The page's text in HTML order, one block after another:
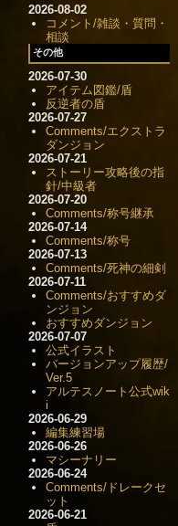
2026-08-02
コメント/雑談・質問・
相談
その他
2026-07-30
アイテム図鑑/盾
反逆者の盾
2026-07-27
Comments/エクストラ
ダンジョン
2026-07-21
ストーリー攻略後の指
針/中級者
2026-07-20
Comments/称号継承
2026-07-14
Comments/称号
2026-07-13
Comments/死神の細剣
2026-07-11
Comments/おすすめダ
ンジョン
おすすめダンジョン
2026-07-07
公式イラスト
バージョンアップ履歴/
Ver.5
アルテスノート公式wik
i
2026-06-29
編集練習場
2026-06-26
マシーナリー
2026-06-24
Comments/ドレークセ
ット
2026-06-21